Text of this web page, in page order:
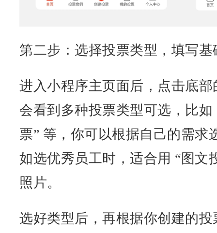
第二步：选择投票类型，填写基
进入小程序主页面后，点击底部
会看到多种投票类型可选，比如
票” 等，你可以根据自己的需求
如选优秀员工时，适合用 “图文
照片。
选好类型后，再根据你创建的